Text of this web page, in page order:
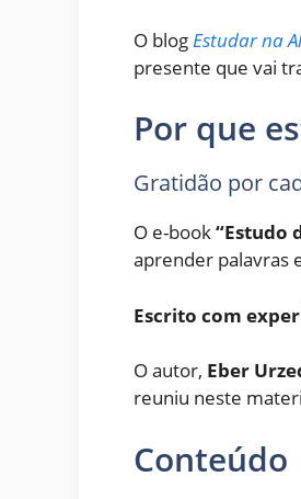
O blogEstudar na
presente que vai
Por que
Gratidão por
O e-book“Estudo
aprender palavras
Escrito com
O autor, Eber
reuniu neste
Conteúdo